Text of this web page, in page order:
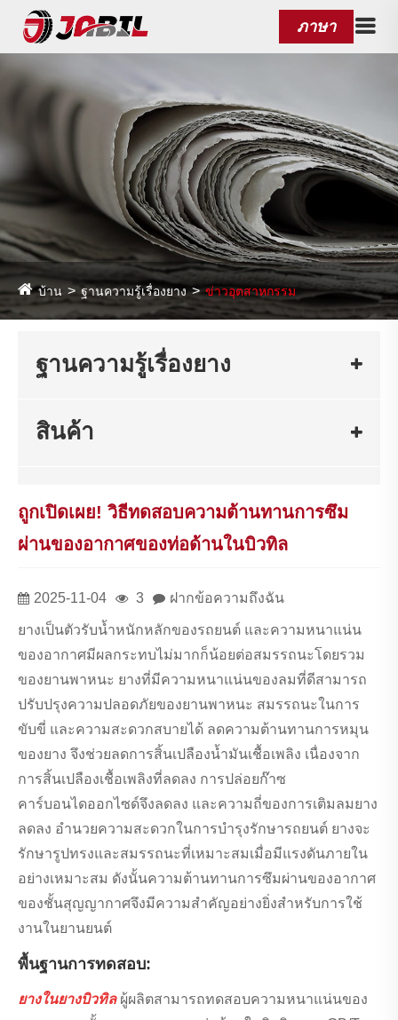
ภาษา
บ้าน ฐานความรู้เรื่องยาง ข่าวอุตสาหกรรม
ฐานความรู้เรื่องยาง
สินค้า
ถูกเปิดเผย! วิธีทดสอบความต้านทานการซึม
ผ่านของอากาศของท่อด้านในบิวทิล
2025-11-04 3 ฝากข้อความถึงฉัน
ยางเป็นตัวรับน้ำหนักหลักของรถยนต์ และความหนาแน่น
ของอากาศมีผลกระทบไม่มากก็น้อยต่อสมรรถนะโดยรวม
ของยานพาหนะ ยางที่มีความหนาแน่นของลมที่ดีสามารถ
ปรับปรุงความปลอดภัยของยานพาหนะ สมรรถนะในการ
ขับขี่ และความสะดวกสบายได้ ลดความต้านทานการหมุน
ของยาง จึงช่วยลดการสิ้นเปลืองน้ำมันเชื้อเพลิง เนื่องจาก
การสิ้นเปลืองเชื้อเพลิงที่ลดลง การปล่อยก๊าซ
คาร์บอนไดออกไซด์จึงลดลง และความถี่ของการเติมลมยาง
ลดลง อำนวยความสะดวกในการบำรุงรักษารถยนต์ ยางจะ
รักษารูปทรงและสมรรถนะที่เหมาะสมเมื่อมีแรงดันภายใน
อย่างเหมาะสม ดังนั้นความต้านทานการซึมผ่านของอากาศ
ของชั้นสุญญากาศจึงมีความสำคัญอย่างยิ่งสำหรับการใช้
งานในยานยนต์
พื้นฐานการทดสอบ:
ยางในยางบิวทิล ผู้ผลิตสามารถทดสอบความหนาแน่นของ